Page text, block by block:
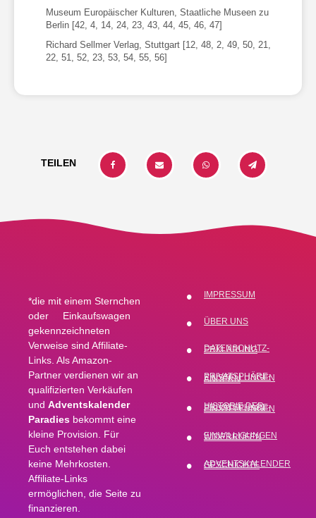
Museum Europäischer Kulturen, Staatliche Museen zu
Berlin [42, 4, 14, 24, 23, 43, 44, 45, 46, 47]
Richard Sellmer Verlag, Stuttgart [12, 48, 2, 49, 50, 21,
22, 51, 52, 23, 53, 54, 55, 56]
TEILEN
*die mit einem Sternchen
oder
Einkaufswagen
gekennzeichneten
Verweise sind Affiliate-
Links. Als Amazon-
Partner verdienen wir an
qualifizierten Verkäufen
und Adventskalender
Paradies bekommt eine
kleine Provision. Für
Euch entstehen dabei
keine Mehrkosten.
Affiliate-Links
ermöglichen, die Seite zu
finanzieren.
IMPRESSUM
ÜBER UNS
DATENSCHUTZ-ERKLÄRUNG
PRIVATSPHÄRE-EINSTELLUNGEN ÄNDERN
HISTORIE DER PRIVATSPHÄRE-EINSTELLUNGEN
EINWILLIGUNGEN WIDERRUFEN
ADVENTSKALENDER GESCHICHTE